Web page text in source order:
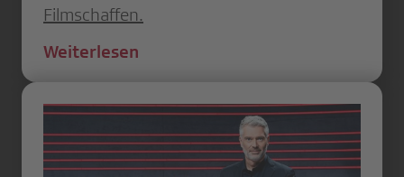
Filmschaffen.
Weiterlesen